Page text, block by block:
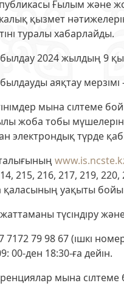
Ғылым және
қызмет
туралы хабарлайды.
2024 жылдың 9
аяқтау
мына сілтеме
жоба тобы
электрондық түрде
215, 216, 217, 219,
қаласының уақыты
түсіндіру
7172 79 98 67 (ішкі
00-ден 18:30-ға дейін.
мына